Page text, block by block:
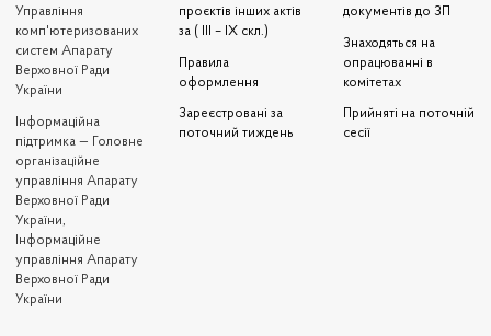
Управління
комп'ютеризованих
систем Апарату
Верховної Ради
України
Iнформаційна
підтримка — Головне
організаційне
управління Апарату
Верховної Ради
України,
Інформаційне
управління Апарату
Верховної Ради
України
проєктів інших актів
за ( III – IX скл.)
Правила
оформлення
Зареєстровані за
поточний тиждень
документів до ЗП
Знаходяться на
опрацюванні в
комітетах
Прийняті на поточній
сесії